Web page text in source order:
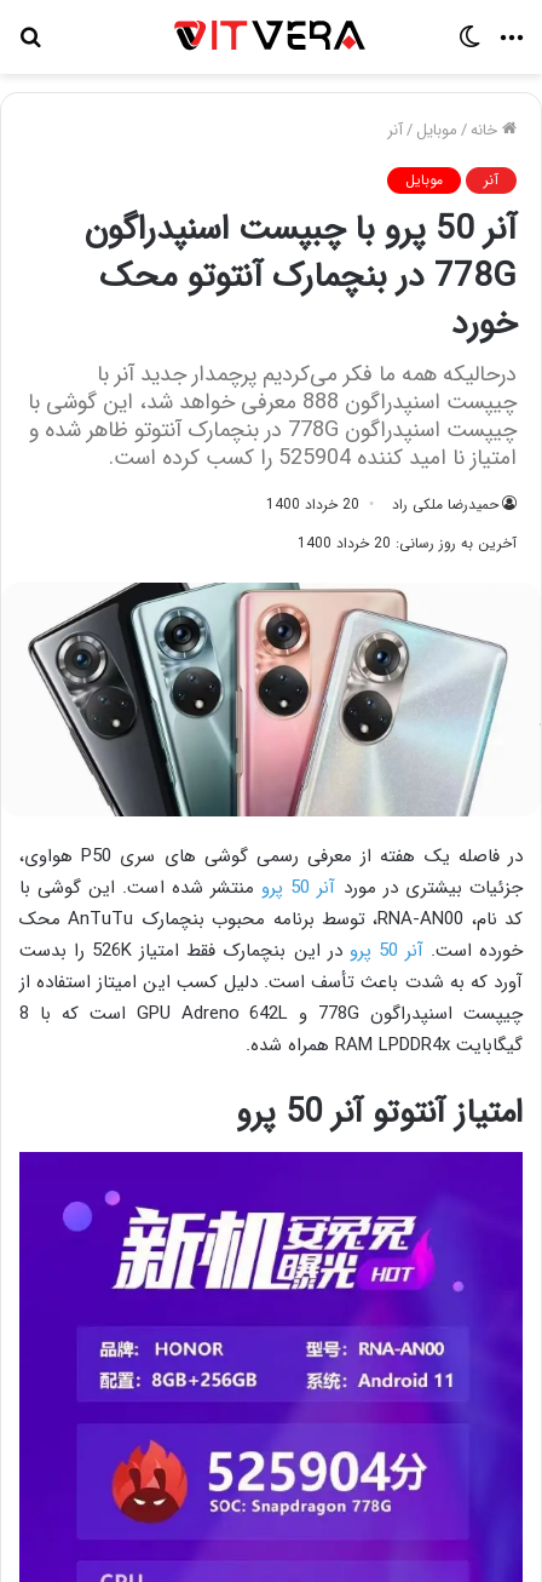
منو
خانه/موبایل/آنر
آنر موبایل
آنر 50 پرو با چبپست اسنپدراگون
778G در بنچمارک آنتوتو محک
خورد
درحالیکه همه ما فکر می‌کردیم پرچمدار جدید آنر با
چیپست اسنپدراگون 888 معرفی خواهد شد، این گوشی با
چیپست اسنپدراگون 778G در بنچمارک آنتوتو ظاهر شده و
امتیاز نا امید کننده 525904 را کسب کرده است.
حمیدرضا ملکی راد
20 خرداد 1400
آخرین به روز رسانی: 20 خرداد 1400
در فاصله یک هفته از معرفی رسمی گوشی های سری P50 هواوی،
جزئیات بیشتری در مورد آنر 50 پرو
منتشر شده است. این گوشی با
کد نام، RNA-AN00، توسط برنامه محبوب بنچمارک AnTuTu محک
خورده است.آنر 50 پرو
در این بنچمارک فقط امتیاز 526K را بدست
آورد که به شدت باعث تأسف است. دلیل کسب این امیتاز استفاده از
چیپست اسنپدراگون 778G و GPU Adreno 642L است که با 8
گیگابایت RAM LPDDR4x همراه شده.
امتیاز آنتوتو آنر 50 پرو